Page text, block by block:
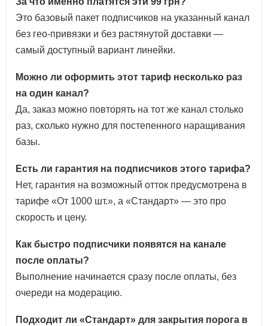
Это базовый пакет подписчиков на указанный канал
без гео-привязки и без растянутой доставки —
самый доступный вариант линейки.
Можно ли оформить этот тариф несколько раз
на один канал?
Да, заказ можно повторять на тот же канал столько
раз, сколько нужно для постепенного наращивания
базы.
Есть ли гарантия на подписчиков этого тарифа?
Нет, гарантия на возможный отток предусмотрена в
тарифе «От 1000 шт.», а «Стандарт» — это про
скорость и цену.
Как быстро подписчики появятся на канале
после оплаты?
Выполнение начинается сразу после оплаты, без
очереди на модерацию.
Подходит ли «Стандарт» для закрытия порога в